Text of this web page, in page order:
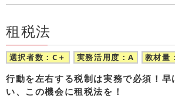
租税法
選択者数：C＋ 実務活用度：A 教材量
行動を左右する税制は実務で必須！早
い、この機会に租税法を！